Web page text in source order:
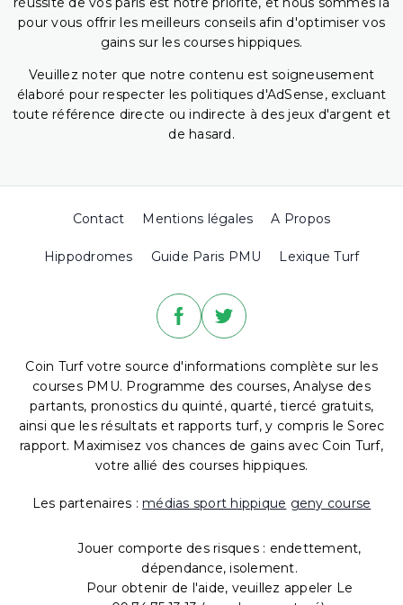
pour vous offrir les meilleurs conseils afin d'optimiser vos
gains sur les courses hippiques.
Veuillez noter que notre contenu est soigneusement
élaboré pour respecter les politiques d'AdSense, excluant
toute référence directe ou indirecte à des jeux d'argent et
de hasard.
Contact Mentions légales A Propos
Hippodromes Guide Paris PMU Lexique Turf
Coin Turf votre source d'informations complète sur les
courses PMU. Programme des courses, Analyse des
partants, pronostics du quinté, quarté, tiercé gratuits,
ainsi que les résultats et rapports turf, y compris le Sorec
rapport. Maximisez vos chances de gains avec Coin Turf,
votre allié des courses hippiques.
Les partenaires : médias sport hippique geny course
Jouer comporte des risques : endettement,
dépendance, isolement.
Pour obtenir de l'aide, veuillez appeler Le